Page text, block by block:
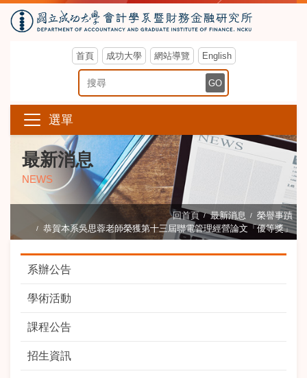
首頁 成功大學 網站導覽 English
搜尋關鍵字 GO
選單
最新消息
NEWS
回首頁 最新消息
榮譽事蹟
恭賀本系吳思蓉老師榮獲第十三屆聯電管理經營論文「優等獎」
系辦公告
學術活動
課程公告
招生資訊